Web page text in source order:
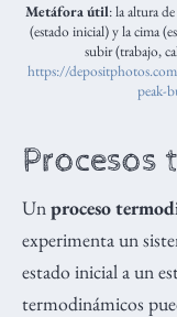
Metáfora útil: la altura
(estado inicial) y la cima
subir (trabajo,
https://
peak-
Procesos
Un proceso
experimenta un
estado inicial a un
termodinámicos